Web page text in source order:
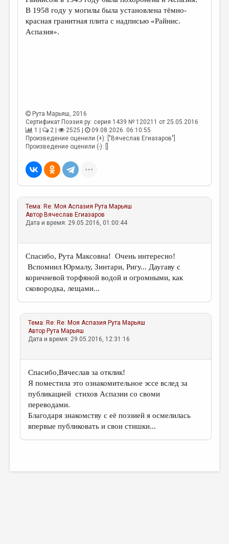
В 1958 году у могилы была установлена тёмно-
красная гранитная плита с надписью «Райнис.
Аспазия».
Рута Марьяш, 2016
Сертификат Поэзия.ру: серия 1439 № 120211 от 25.05.2016
1 |
2 | 2525 |
09.08.2026. 06:10:55
Произведение оценили (+): ["Вячеслав Егиазаров"]
Произведение оценили (-): []
Тема: Re: Моя Аспазия Рута Марьяш
Автор Вячеслав Егиазаров
Дата и время: 29.05.2016, 01:00:44
Спасибо, Рута Максовна! Очень интересно!
Вспомнил Юрмалу, Зинтари, Ригу... Даугаву с
коричневой торфяной водой и огромными, как
сковородка, лещами...
Тема: Re: Re: Моя Аспазия Рута Марьяш
Автор Рута Марьяш
Дата и время: 29.05.2016, 12:31:16
Cпасибо,Вячеслав за отклик!
Я поместила это ознакомительное эссе вслед за
публикацией стихов Аспазии со своми
переводами.
Благодаря знакомству с её поэзией я осмелилась
впервые публиковать и свои стишки...